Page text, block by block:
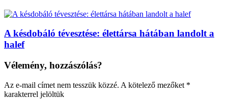
A késdobáló tévesztése: élettársa hátában landolt a
halef
Vélemény, hozzászólás?
Az e-mail címet nem tesszük közzé. A kötelező mezőket *
karakterrel jelöltük